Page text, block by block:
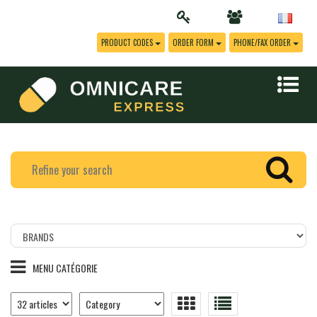
PRODUCT CODES ORDER FORM PHONE/FAX ORDER
Filtrer
les
produits
par MENU CATÉGORIE
Nombre
d’articles
Trier
les